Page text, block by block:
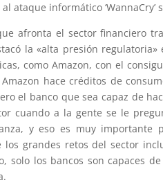
ataque informático ‘WannaCry’
afronta el sector financiero
la «alta presión
como Amazon, con el
hace créditos de
el banco que sea capaz de
cuando a la gente se le
y eso es muy importante
los grandes retos del sector
solo los bancos son capaces